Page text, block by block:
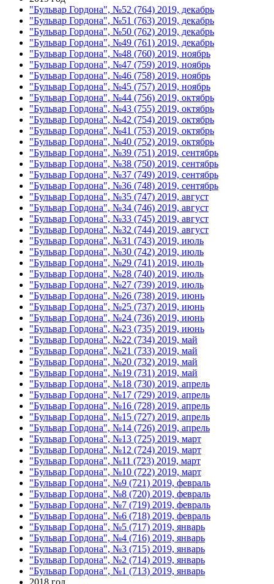
"Бульвар Гордона", №52 (764) 2019, декабрь
"Бульвар Гордона", №51 (763) 2019, декабрь
"Бульвар Гордона", №50 (762) 2019, декабрь
"Бульвар Гордона", №49 (761) 2019, декабрь
"Бульвар Гордона", №48 (760) 2019, ноябрь
"Бульвар Гордона", №47 (759) 2019, ноябрь
"Бульвар Гордона", №46 (758) 2019, ноябрь
"Бульвар Гордона", №45 (757) 2019, ноябрь
"Бульвар Гордона", №44 (756) 2019, октябрь
"Бульвар Гордона", №43 (755) 2019, октябрь
"Бульвар Гордона", №42 (754) 2019, октябрь
"Бульвар Гордона", №41 (753) 2019, октябрь
"Бульвар Гордона", №40 (752) 2019, октябрь
"Бульвар Гордона", №39 (751) 2019, сентябрь
"Бульвар Гордона", №38 (750) 2019, сентябрь
"Бульвар Гордона", №37 (749) 2019, сентябрь
"Бульвар Гордона", №36 (748) 2019, сентябрь
"Бульвар Гордона", №35 (747) 2019, август
"Бульвар Гордона", №34 (746) 2019, август
"Бульвар Гордона", №33 (745) 2019, август
"Бульвар Гордона", №32 (744) 2019, август
"Бульвар Гордона", №31 (743) 2019, июль
"Бульвар Гордона", №30 (742) 2019, июль
"Бульвар Гордона", №29 (741) 2019, июль
"Бульвар Гордона", №28 (740) 2019, июль
"Бульвар Гордона", №27 (739) 2019, июль
"Бульвар Гордона", №26 (738) 2019, июнь
"Бульвар Гордона", №25 (737) 2019, июнь
"Бульвар Гордона", №24 (736) 2019, июнь
"Бульвар Гордона", №23 (735) 2019, июнь
"Бульвар Гордона", №22 (734) 2019, май
"Бульвар Гордона", №21 (733) 2019, май
"Бульвар Гордона", №20 (732) 2019, май
"Бульвар Гордона", №19 (731) 2019, май
"Бульвар Гордона", №18 (730) 2019, апрель
"Бульвар Гордона", №17 (729) 2019, апрель
"Бульвар Гордона", №16 (728) 2019, апрель
"Бульвар Гордона", №15 (727) 2019, апрель
"Бульвар Гордона", №14 (726) 2019, апрель
"Бульвар Гордона", №13 (725) 2019, март
"Бульвар Гордона", №12 (724) 2019, март
"Бульвар Гордона", №11 (723) 2019, март
"Бульвар Гордона", №10 (722) 2019, март
"Бульвар Гордона", №9 (721) 2019, февраль
"Бульвар Гордона", №8 (720) 2019, февраль
"Бульвар Гордона", №7 (719) 2019, февраль
"Бульвар Гордона", №6 (718) 2019, февраль
"Бульвар Гордона", №5 (717) 2019, январь
"Бульвар Гордона", №4 (716) 2019, январь
"Бульвар Гордона", №3 (715) 2019, январь
"Бульвар Гордона", №2 (714) 2019, январь
"Бульвар Гордона", №1 (713) 2019, январь
2018 год